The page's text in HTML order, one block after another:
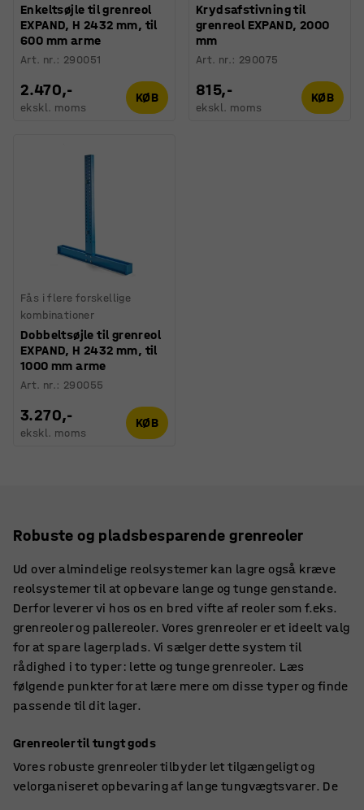
Enkeltsøjle til grenreol
EXPAND, H 2432 mm, til
600 mm arme
Art. nr.: 290051
2.470,-
ekskl. moms
KØB
Krydsafstivning til
grenreol EXPAND, 2000
mm
Art. nr.: 290075
815,-
ekskl. moms
KØB
Fås i flere forskellige
kombinationer
Dobbeltsøjle til grenreol
EXPAND, H 2432 mm, til
1000 mm arme
Art. nr.: 290055
3.270,-
ekskl. moms
KØB
Robuste og pladsbesparende grenreoler
Ud over almindelige reolsystemer kan lagre også kræve
reolsystemer til at opbevare lange og tunge genstande.
Derfor leverer vi hos os en bred vifte af reoler som f.eks.
grenreoler og pallereoler. Vores grenreoler er et ideelt valg
for at spare lagerplads. Vi sælger dette system til
rådighed i to typer: lette og tunge grenreoler. Læs
følgende punkter for at lære mere om disse typer og finde
passende til dit lager.
Grenreoler til tungt gods
Vores robuste grenreoler tilbyder let tilgængeligt og
velorganiseret opbevaring af lange tungvægtsvarer. De